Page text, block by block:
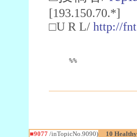
[193.150.70.*]
□U R L/ http://
%%
■9077/inTopicNo.9090) 10